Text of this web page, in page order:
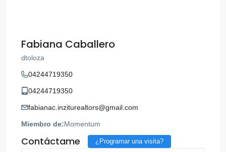
Fabiana Caballero
dtoloza
04244719350
04244719350
fabianac.inziturealtors@gmail.com
Miembro de:Momentum
Contáctame ¿Programar una visita?